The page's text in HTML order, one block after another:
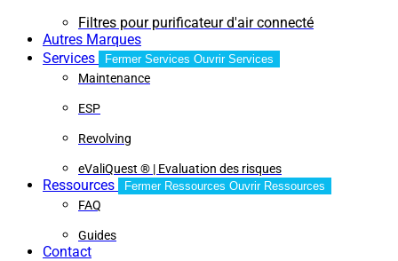
Filtres pour purificateur d'air connecté
Autres Marques
Services
Fermer Services Ouvrir Services
Maintenance
ESP
Revolving
eValiQuest ® | Evaluation des risques
Ressources Fermer Ressources Ouvrir Ressources
FAQ
Guides
Contact